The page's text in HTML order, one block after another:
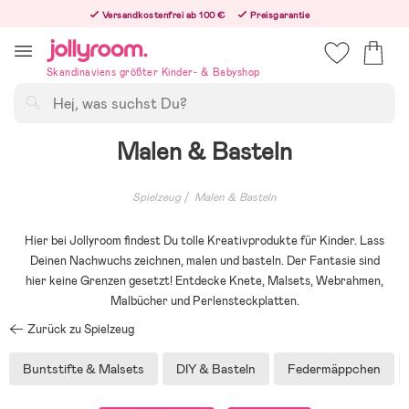
innehållet
Versandkostenfrei ab 100 €
Preisgarantie
Bestelle heute, dann versenden wir direkt nach dem Feiertag
Skandinaviens größter Kinder- & Babyshop
Malen & Basteln
Spielzeug Malen & Basteln
Hier bei Jollyroom findest Du tolle Kreativprodukte für Kinder. Lass
Deinen Nachwuchs zeichnen, malen und basteln. Der Fantasie sind
hier keine Grenzen gesetzt! Entdecke Knete, Malsets, Webrahmen,
Malbücher und Perlensteckplatten.
Zurück zu Spielzeug
Buntstifte & Malsets DIY & Basteln Federmäppchen